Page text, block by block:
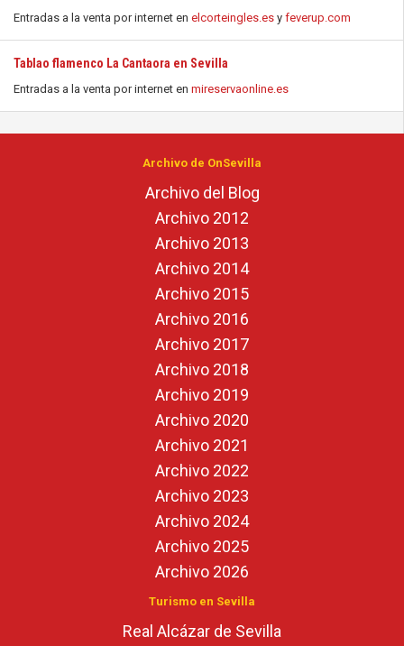
Entradas a la venta por internet en elcorteingles.es y feverup.com
Tablao flamenco La Cantaora en Sevilla
Entradas a la venta por internet en mireservaonline.es
Archivo de OnSevilla
Archivo del Blog
Archivo 2012
Archivo 2013
Archivo 2014
Archivo 2015
Archivo 2016
Archivo 2017
Archivo 2018
Archivo 2019
Archivo 2020
Archivo 2021
Archivo 2022
Archivo 2023
Archivo 2024
Archivo 2025
Archivo 2026
Turismo en Sevilla
Real Alcázar de Sevilla